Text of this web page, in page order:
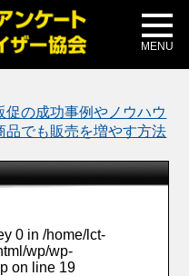
MENU
載
グ
促の成功事例やノウハウ
品でも販売を増やす方法
0 in/home/lct-
wp/wp-
on line 19